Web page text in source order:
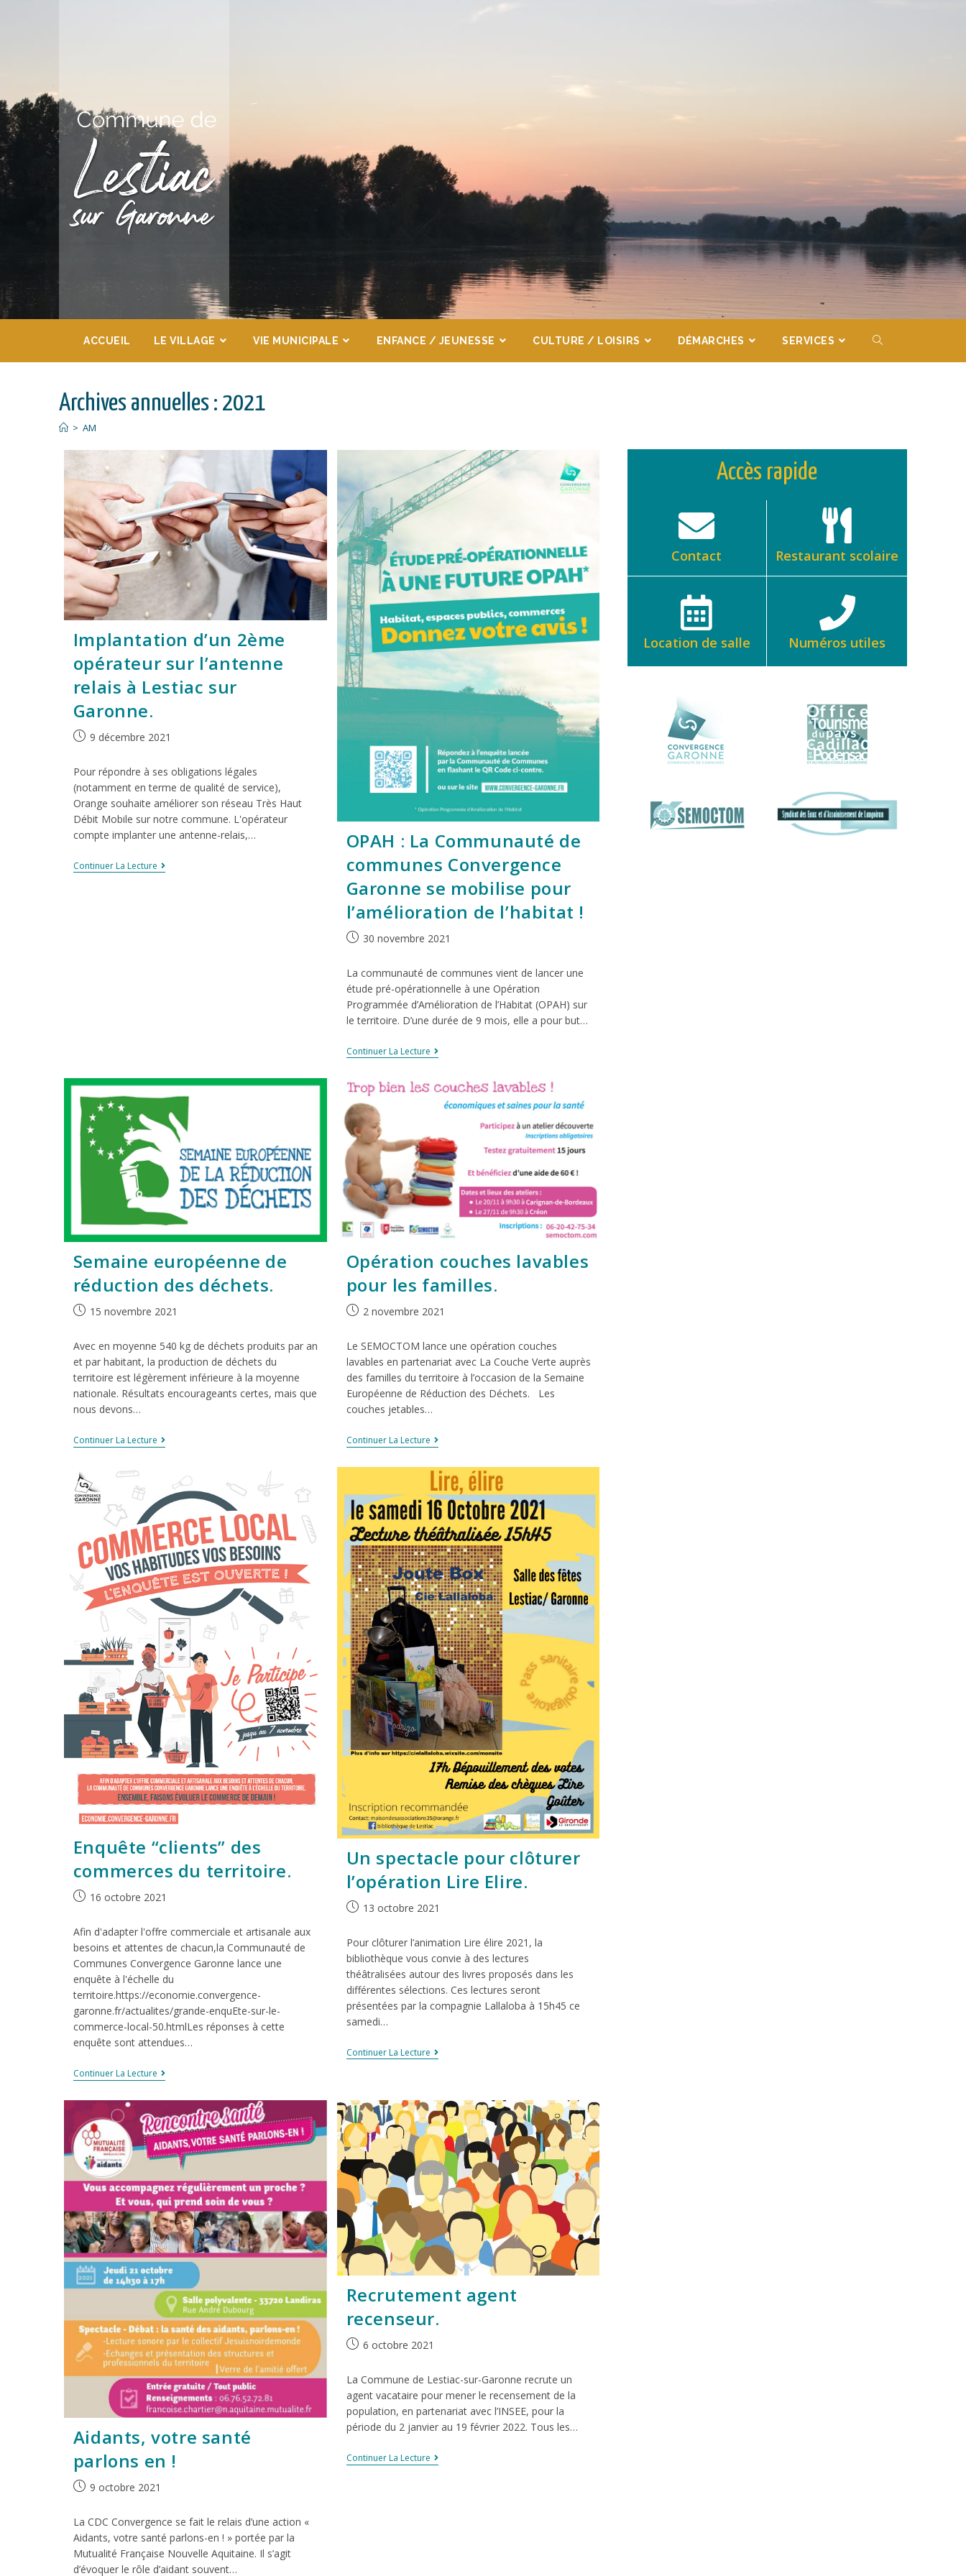
ACCUEIL LE VILLAGE VIE MUNICIPALE ENFANCE / JEUNESSE CULTURE / LOISIRS DÉMARCHES SERVICES
Archives annuelles : 2021
> AM
Implantation d’un 2ème
opérateur sur l’antenne
relais à Lestiac sur
Garonne.
9 décembre 2021
Pour répondre à ses obligations légales
(notamment en terme de qualité de service),
Orange souhaite améliorer son réseau Très Haut
Débit Mobile sur notre commune. L'opérateur
compte implanter une antenne-relais,…
Continuer La Lecture
OPAH : La Communauté de
communes Convergence
Garonne se mobilise pour
l’amélioration de l’habitat !
30 novembre 2021
La communauté de communes vient de lancer une
étude pré-opérationnelle à une Opération
Programmée d’Amélioration de l’Habitat (OPAH) sur
le territoire. D’une durée de 9 mois, elle a pour but…
Continuer La Lecture
Semaine européenne de
réduction des déchets.
15 novembre 2021
Avec en moyenne 540 kg de déchets produits par an
et par habitant, la production de déchets du
territoire est légèrement inférieure à la moyenne
nationale. Résultats encourageants certes, mais que
nous devons…
Continuer La Lecture
Opération couches lavables
pour les familles.
2 novembre 2021
Le SEMOCTOM lance une opération couches
lavables en partenariat avec La Couche Verte auprès
des familles du territoire à l’occasion de la Semaine
Européenne de Réduction des Déchets. Les
couches jetables…
Continuer La Lecture
Enquête “clients” des
commerces du territoire.
16 octobre 2021
Afin d'adapter l'offre commerciale et artisanale aux
besoins et attentes de chacun,la Communauté de
Communes Convergence Garonne lance une
enquête à l'échelle du
territoire.https://economie.convergence-
garonne.fr/actualites/grande-enquEte-sur-le-
commerce-local-50.htmlLes réponses à cette
enquête sont attendues…
Continuer La Lecture
Un spectacle pour clôturer
l’opération Lire Elire.
13 octobre 2021
Pour clôturer l’animation Lire élire 2021, la
bibliothèque vous convie à des lectures
théâtralisées autour des livres proposés dans les
différentes sélections. Ces lectures seront
présentées par la compagnie Lallaloba à 15h45 ce
samedi…
Continuer La Lecture
Aidants, votre santé
parlons en !
9 octobre 2021
La CDC Convergence se fait le relais d’une action «
Aidants, votre santé parlons-en ! » portée par la
Mutualité Française Nouvelle Aquitaine. Il s’agit
d’évoquer le rôle d’aidant souvent…
Recrutement agent
recenseur.
6 octobre 2021
La Commune de Lestiac-sur-Garonne recrute un
agent vacataire pour mener le recensement de la
population, en partenariat avec l’INSEE, pour la
période du 2 janvier au 19 février 2022. Tous les…
Continuer La Lecture
Accès rapide
Contact Restaurant scolaire
Location de salle Numéros utiles